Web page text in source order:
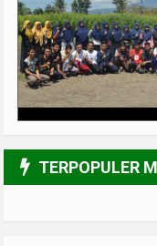
3/6
TERPOPULER